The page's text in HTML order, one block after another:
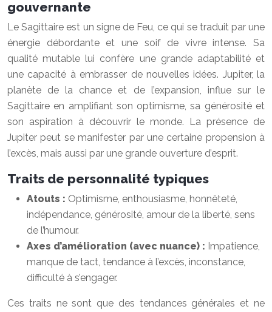
gouvernante
Le Sagittaire est un signe de Feu, ce qui se traduit par une
énergie débordante et une soif de vivre intense. Sa
qualité mutable lui confère une grande adaptabilité et
une capacité à embrasser de nouvelles idées. Jupiter, la
planète de la chance et de l’expansion, influe sur le
Sagittaire en amplifiant son optimisme, sa générosité et
son aspiration à découvrir le monde. La présence de
Jupiter peut se manifester par une certaine propension à
l’excès, mais aussi par une grande ouverture d’esprit.
Traits de personnalité typiques
Atouts : Optimisme, enthousiasme, honnêteté,
indépendance, générosité, amour de la liberté, sens
de l’humour.
Axes d’amélioration (avec nuance) : Impatience,
manque de tact, tendance à l’excès, inconstance,
difficulté à s’engager.
Ces traits ne sont que des tendances générales et ne